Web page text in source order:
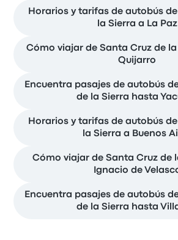
Horarios y tarifas de autobús
la Sierra a La Paz
Cómo viajar de Santa Cruz de
Quijarro
Encuentra pasajes de autobús
de la Sierra hasta
Horarios y tarifas de autobús
la Sierra a Buenos
Cómo viajar de Santa Cruz de
Ignacio de
Encuentra pasajes de autobús
de la Sierra hasta